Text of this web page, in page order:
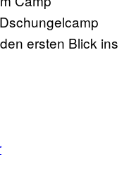
ersten Blick ins